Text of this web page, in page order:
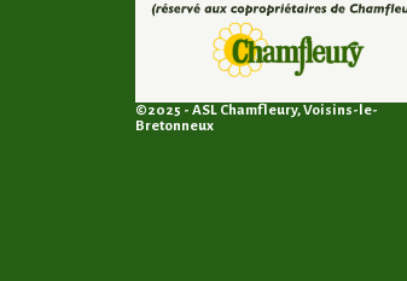
©2025 - ASL Chamfleury, Voisins-le-
Bretonneux